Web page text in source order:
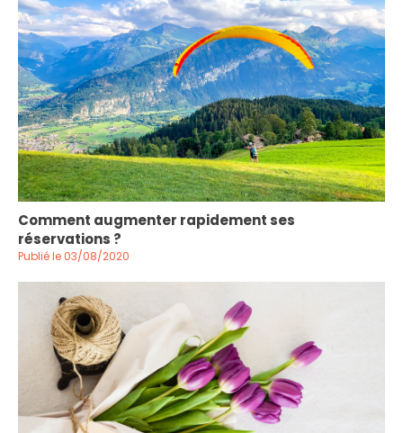
Comment augmenter rapidement ses
réservations ?
Publié le 03/08/2020